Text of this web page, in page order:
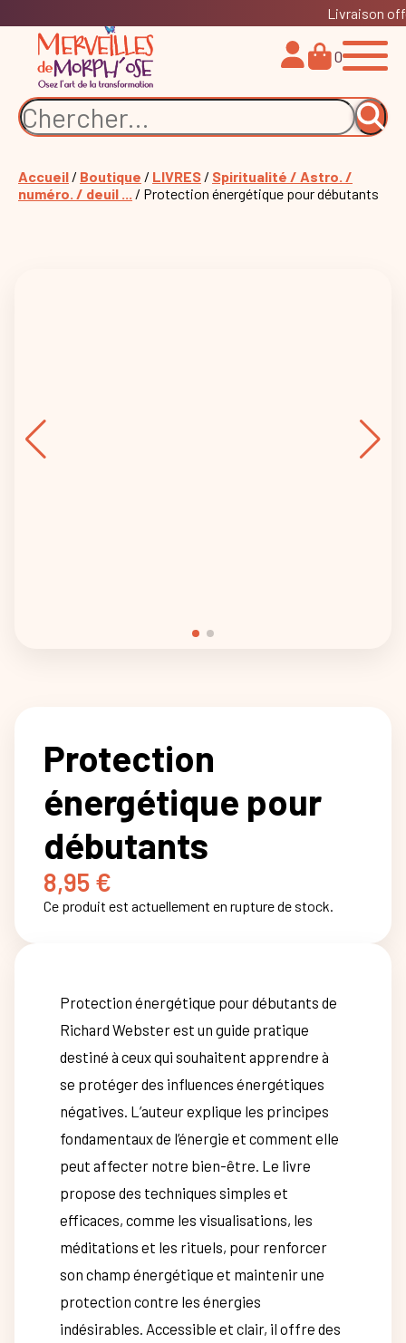
Livraison
0
Accueil / Boutique / LIVRES / Spiritualité / Astro. /
numéro. / deuil ... / Protection énergétique pour débutants
Protection
énergétique pour
débutants
8,95 €
Ce produit est actuellement en rupture de stock.
Protection énergétique pour débutants de
Richard Webster est un guide pratique
destiné à ceux qui souhaitent apprendre à
se protéger des influences énergétiques
négatives. L’auteur explique les principes
fondamentaux de l’énergie et comment elle
peut affecter notre bien-être. Le livre
propose des techniques simples et
efficaces, comme les visualisations, les
méditations et les rituels, pour renforcer
son champ énergétique et maintenir une
protection contre les énergies
indésirables. Accessible et clair, il offre des